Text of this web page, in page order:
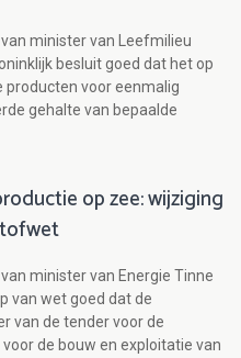
minister van Leefmilieu
besluit goed dat het op
producten voor eenmalig
gehalte van bepaalde
op zee: wijziging
minister van Energie Tinne
van wet goed dat de
van de tender voor de
de bouw en exploitatie van